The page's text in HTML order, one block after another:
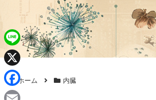
ホーム 内臓
L
n
X
F